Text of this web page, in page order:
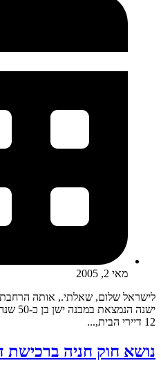
מאי 2, 2005
לישראל שלום, שאלתי., אותה
ישנה
12 דיירי הבית,...
נושא חוק חניה ברכישת